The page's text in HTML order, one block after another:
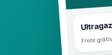
Frete grátis